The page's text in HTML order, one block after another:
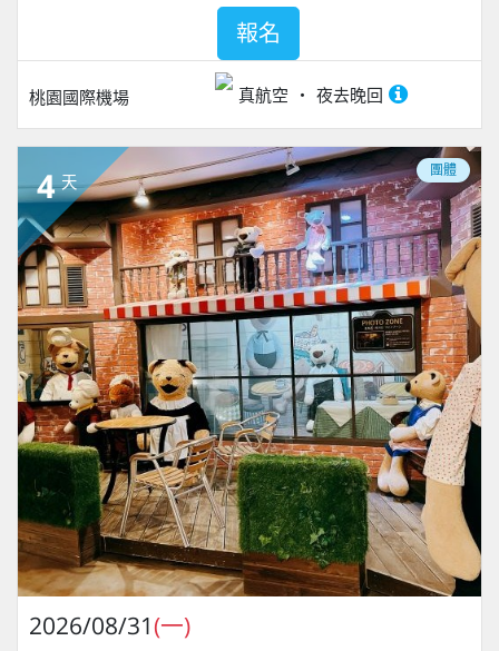
桃園國際機場 真航空 夜去晚回
報名
4 天
團體
2026/08/31(一)